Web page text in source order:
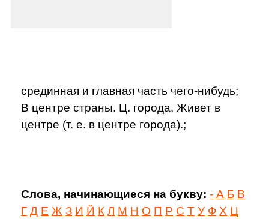
срединная и главная часть чего-нибудь;
В центре страны. Ц. города. Живет в
центре (т. е. в центре города).;
Слова, начинающиеся на букву: - А Б В
Г Д Е Ж З И Й К Л М Н О П Р С Т У Ф Х Ц